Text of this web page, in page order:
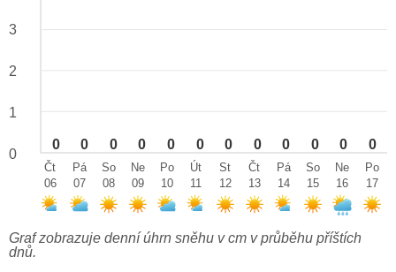
0 0 0 0 0 0 0 0 0 0 0 0
3
2
1
0
Čt
06
Pá
07
So
08
Ne
09
Po
10
Út
11
St
12
Čt
13
Pá
14
So
15
Ne
16
Po
17
Graf zobrazuje denní úhrn sněhu v cm v průběhu příštích
dnů.